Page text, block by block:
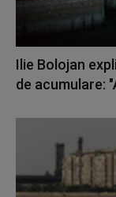
Ilie Bolojan
de acumulare: